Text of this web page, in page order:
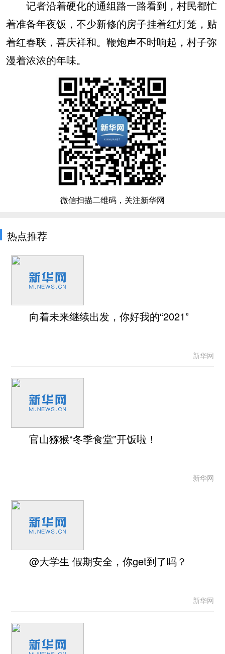
记者沿着硬化的通组路一路看到，村民都忙
着准备年夜饭，不少新修的房子挂着红灯笼，贴
着红春联，喜庆祥和。鞭炮声不时响起，村子弥
漫着浓浓的年味。
微信扫描二维码，关注新华网
热点推荐
向着未来继续出发，你好我的“2021”
新华网
官山猕猴“冬季食堂”开饭啦！
新华网
@大学生 假期安全，你get到了吗？
新华网